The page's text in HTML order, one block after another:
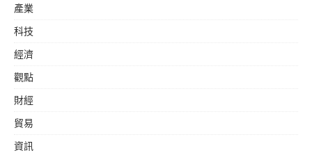
產業
科技
經濟
觀點
財經
貿易
資訊